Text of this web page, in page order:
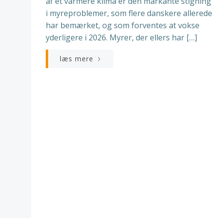
i myreproblemer, som flere danskere allerede
har bemærket, og som forventes at vokse
yderligere i 2026. Myrer, der ellers har […]
læs mere